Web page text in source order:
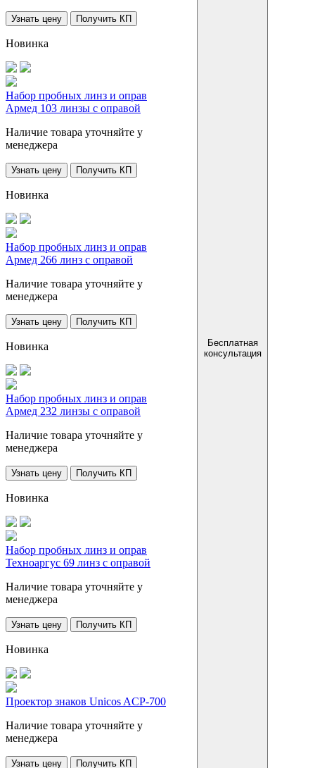
Узнать цену Получить КП
Новинка
Набор пробных линз и оправ
Армед 103 линзы с оправой
Наличие товара уточняйте у
менеджера
Узнать цену Получить КП
Новинка
Набор пробных линз и оправ
Армед 266 линз с оправой
Наличие товара уточняйте у
менеджера
Узнать цену Получить КП
Новинка
Набор пробных линз и оправ
Армед 232 линзы с оправой
Наличие товара уточняйте у
менеджера
Узнать цену Получить КП
Новинка
Набор пробных линз и оправ
Техноаргус 69 линз с оправой
Наличие товара уточняйте у
менеджера
Узнать цену Получить КП
Новинка
Проектор знаков Unicos ACP-700
Наличие товара уточняйте у
менеджера
Узнать цену Получить КП
Бесплатная
консультация